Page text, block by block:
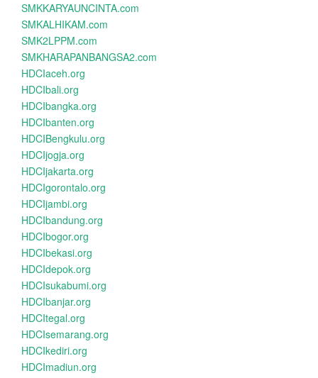
SMKKARYAUNCINTA.com
SMKALHIKAM.com
SMK2LPPM.com
SMKHARAPANBANGSA2.com
HDCIaceh.org
HDCIbali.org
HDCIbangka.org
HDCIbanten.org
HDCIBengkulu.org
HDCIjogja.org
HDCIjakarta.org
HDCIgorontalo.org
HDCIjambi.org
HDCIbandung.org
HDCIbogor.org
HDCIbekasi.org
HDCIdepok.org
HDCIsukabumi.org
HDCIbanjar.org
HDCItegal.org
HDCIsemarang.org
HDCIkediri.org
HDCImadiun.org